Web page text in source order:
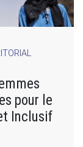
pour le
Inclusif